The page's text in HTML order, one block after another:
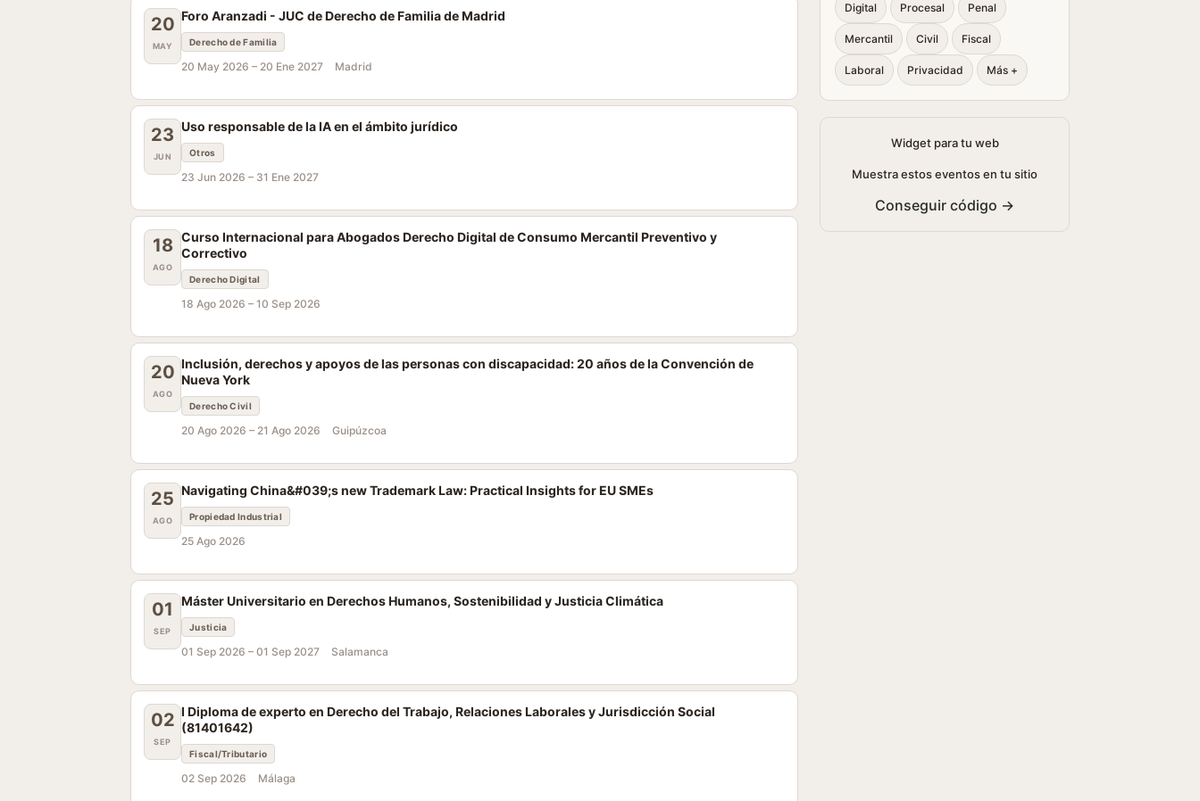
20
MAY
Foro Aranzadi - JUC de Derecho de Familia de Madrid
Derecho de Familia
20 May 2026 – 20 Ene 2027 Madrid
23
JUN
Uso responsable de la IA en el ámbito jurídico
Otros
23 Jun 2026 – 31 Ene 2027
18
AGO
Curso Internacional para Abogados Derecho Digital de Consumo Mercantil Preventivo y
Correctivo
Derecho Digital
18 Ago 2026 – 10 Sep 2026
20
AGO
Inclusión, derechos y apoyos de las personas con discapacidad: 20 años de la Convención de
Nueva York
Derecho Civil
20 Ago 2026 – 21 Ago 2026 Guipúzcoa
25
AGO
Navigating China&#039;s new Trademark Law: Practical Insights for EU SMEs
Propiedad Industrial
25 Ago 2026
01
SEP
Máster Universitario en Derechos Humanos, Sostenibilidad y Justicia Climática
Justicia
01 Sep 2026 – 01 Sep 2027 Salamanca
02
SEP
I Diploma de experto en Derecho del Trabajo, Relaciones Laborales y Jurisdicción Social
(81401642)
Fiscal/Tributario
02 Sep 2026 Málaga
Digital Procesal Penal
Mercantil Civil Fiscal
Laboral Privacidad Más +
Widget para tu web
Muestra estos eventos en tu sitio
Conseguir código →